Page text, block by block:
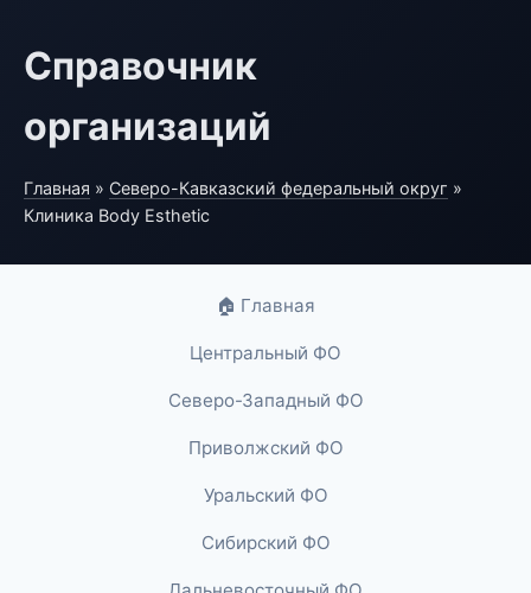
Справочник
организаций
Главная » Северо-Кавказский федеральный округ »
Клиника Body Esthetic
🏠 Главная
Центральный ФО
Северо-Западный ФО
Приволжский ФО
Уральский ФО
Сибирский ФО